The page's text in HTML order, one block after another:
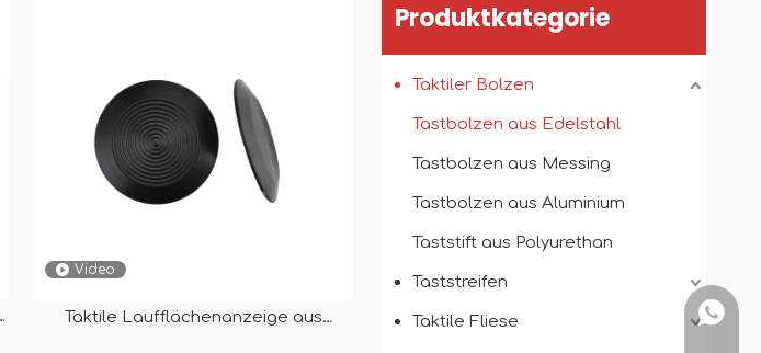
Video
Taktile Laufflächenanzeige aus
Produktkategorie
Taktiler Bolzen
Tastbolzen aus Edelstahl
Tastbolzen aus Messing
Tastbolzen aus Aluminium
Taststift aus Polyurethan
Taststreifen
Taktile Fliese